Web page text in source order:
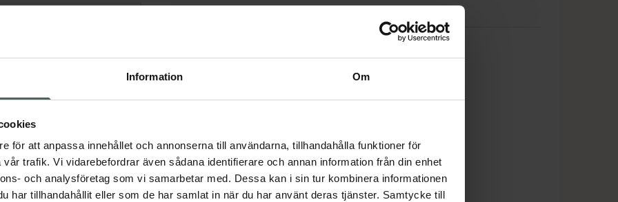
Information Om
för att anpassa innehållet och annonserna till användarna, tillhandahålla funktioner för
trafik. Vi vidarebefordrar även sådana identifierare och annan information från din enhet
och analysföretag som vi samarbetar med. Dessa kan i sin tur kombinera informationen
har tillhandahållit eller som de har samlat in när du har använt deras tjänster. Samtycke till
duscholja för kropp
size om 100ml.
Dexpanthenol som
formulan med
att bevara hudens
irriterande faktorer.